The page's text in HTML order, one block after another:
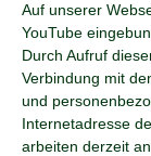
Auf unserer
YouTube
Durch Aufruf
Verbindung mit
und
Internetadresse
arbeiten derzeit